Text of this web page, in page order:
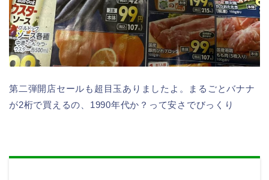
第二弾開店セールも超目玉ありましたよ。まるごとバナナ
が2桁で買えるの、1990年代か？って安さでびっくり